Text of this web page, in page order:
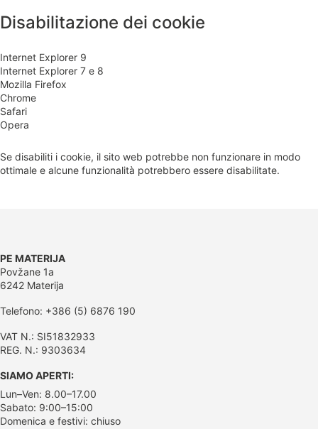
Disabilitazione dei cookie
Internet Explorer 9
Internet Explorer 7 e 8
Mozilla Firefox
Chrome
Safari
Opera
Se disabiliti i cookie, il sito web potrebbe non funzionare in modo
ottimale e alcune funzionalità potrebbero essere disabilitate.
PE MATERIJA
Povžane 1a
6242 Materija
Telefono: +386 (5) 6876 190
VAT N.: SI51832933
REG. N.: 9303634
SIAMO APERTI:
Lun–Ven: 8.00–17.00
Sabato: 9:00–15:00
Domenica e festivi: chiuso